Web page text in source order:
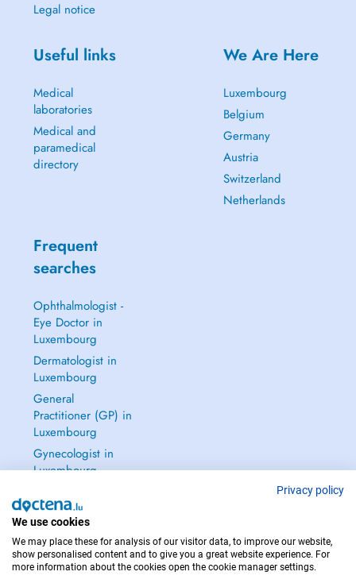
Legal notice
Useful links
Medical
laboratories
Medical and
paramedical
directory
We Are Here
Luxembourg
Belgium
Germany
Austria
Switzerland
Netherlands
Frequent
searches
Ophthalmologist -
Eye Doctor in
Luxembourg
Dermatologist in
Luxembourg
General
Practitioner (GP) in
Luxembourg
Gynecologist in
Luxembourg
IN CASE OF EMERGENCIES, PLEASE CONTACT : 112
Privacy policy
We use cookies
We may place these for analysis of our visitor data, to improve our website,
show personalised content and to give you a great website experience. For
more information about the cookies open the cookie manager settings.